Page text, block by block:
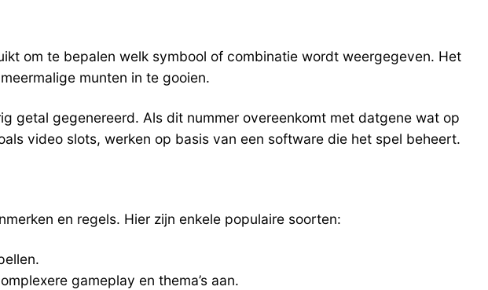
om te bepalen welk symbool of combinatie wordt weergegeven. Het
munten in te gooien.
getal gegenereerd. Als dit nummer overeenkomt met datgene wat op
video slots, werken op basis van een software die het spel beheert.
en regels. Hier zijn enkele populaire soorten:
gameplay en thema’s aan.